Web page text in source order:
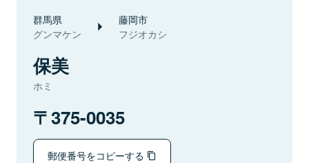
群馬県
グンマケン
藤岡市
フジオカシ
保美
ホミ
375-0035
郵便番号をコピーする